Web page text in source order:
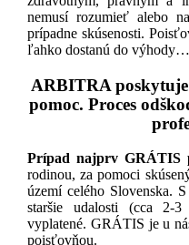
nemusí rozumieť alebo
prípadne skúsenosti.
ľahko dostanú do výhody…
ARBITRA poskytuje
pomoc. Proces
Prípad najprv GRÁTIS
rodinou, za pomoci
území celého Slovenska.
staršie udalosti (cca 2-
vyplatené. GRÁTIS je u
poisťovňou.